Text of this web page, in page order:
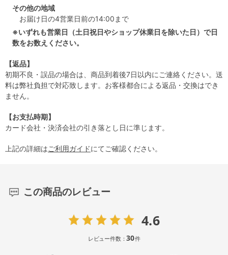
その他の地域
お届け日の4営業日前の14:00まで
※いずれも営業日（土日祝日やショップ休業日を除いた日）で日
数をお数えください。
【返品】
初期不良・誤品の場合は、商品到着後7日以内にご連絡ください。送
料は弊社負担で対応致します。お客様都合による返品・交換はでき
ません。
【お支払時期】
カード会社・決済会社の引き落とし日に準じます。
上記の詳細はご利用ガイドにてご確認ください。
この商品のレビュー
4.6
レビュー件数：30件